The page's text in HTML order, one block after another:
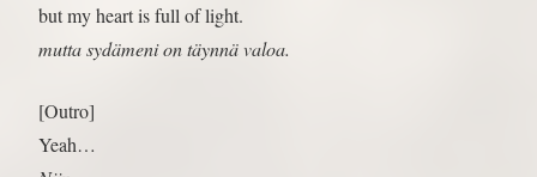
but my heart is full of light.
mutta sydämeni on täynnä valoa.
[Outro]
Yeah…